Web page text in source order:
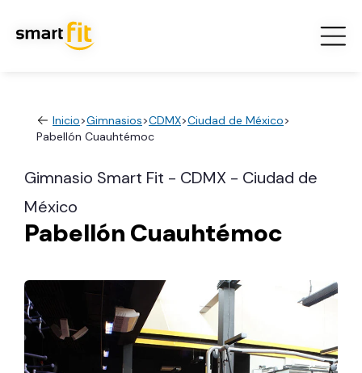
Inicio>Gimnasios>CDMX>Ciudad de México>
Pabellón Cuauhtémoc
Gimnasio Smart Fit - CDMX - Ciudad de
México
Pabellón Cuauhtémoc